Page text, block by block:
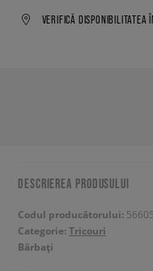
VERIFICĂ DISPONIBILITATEA
DESCRIEREA PRODUSULUI
Codul producătorului:
Categorie:Tricouri
Bărbați